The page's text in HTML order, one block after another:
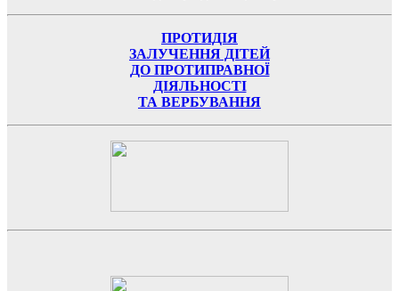
ПРОТИДІЯ
ЗАЛУЧЕННЯ ДІТЕЙ
ДО ПРОТИПРАВНОЇ
ДІЯЛЬНОСТІ
ТА ВЕРБУВАННЯ